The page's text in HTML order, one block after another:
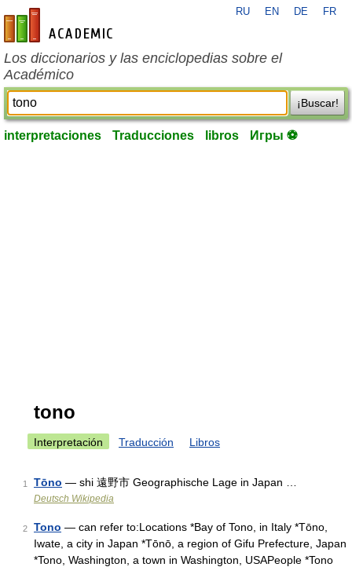
es-academic.com
RU EN DE FR
Los diccionarios y las enciclopedias sobre el
Académico
¡Buscar!
interpretaciones Traducciones libros Игры ⚽
tono
Interpretación Traducción Libros
1 Tōno — shi 遠野市 Geographische Lage in Japan …
Deutsch Wikipedia
2 Tono — can refer to:Locations *Bay of Tono, in Italy *Tōno,
Iwate, a city in Japan *Tōnō, a region of Gifu Prefecture, Japan
*Tono, Washington, a town in Washington, USAPeople *Tono